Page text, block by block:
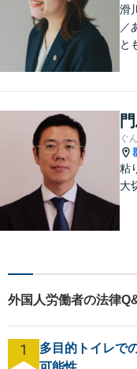
滑
／
と
ぐ
粘
大
外国人労働者の法律
1
多目的トイレで